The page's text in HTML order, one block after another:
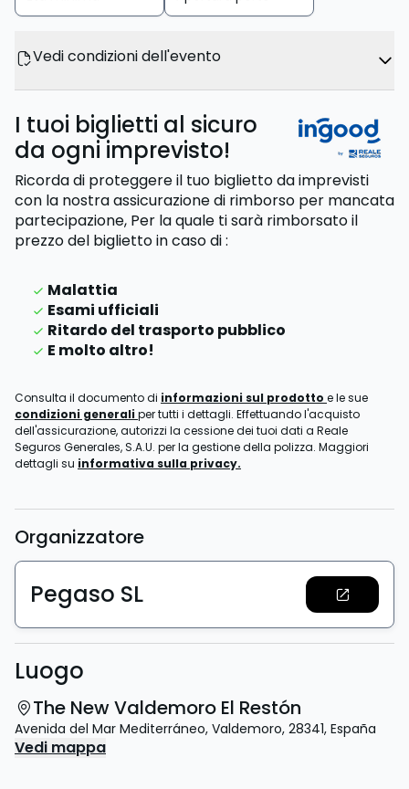
Vedi condizioni dell'evento
I tuoi biglietti al sicuro
da ogni imprevisto!
Ricorda di proteggere il tuo biglietto da imprevisti
con la nostra assicurazione di rimborso per mancata
partecipazione, Per la quale ti sarà rimborsato il
prezzo del bigliettoin caso di:
Malattia
Esami ufficiali
Ritardo del trasporto pubblico
E molto altro!
Consulta il documento di informazioni sul prodotto e le sue
condizioni generali per tutti i dettagli. Effettuando l'acquisto
dell'assicurazione, autorizzi la cessione dei tuoi dati a Reale
Seguros Generales, S.A.U. per la gestione della polizza. Maggiori
dettagli su informativa sulla privacy.
Organizzatore
Pegaso SL
Luogo
The New Valdemoro El Restón
Avenida del Mar Mediterráneo, Valdemoro, 28341, España
Vedi mappa